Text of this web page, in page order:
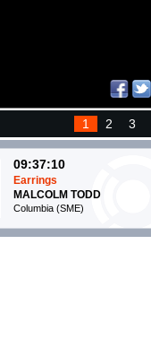
1 2 3
09:37:10
Earrings
MALCOLM TODD
Columbia (SME)